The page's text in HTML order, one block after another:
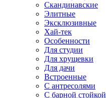
Скандинавские
Элитные
Эксклюзивные
Хай-тек
Особенности
Для студии
Для хрущевки
Для дачи
Встроенные
С антресолями
С барной стойкой